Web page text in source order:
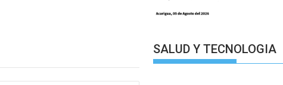
SALUD Y TECNOLOGIA